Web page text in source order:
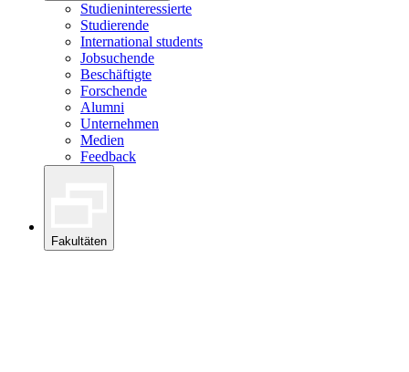
Studieninteressierte
Studierende
International students
Jobsuchende
Beschäftigte
Forschende
Alumni
Unternehmen
Medien
Feedback
Fakultäten